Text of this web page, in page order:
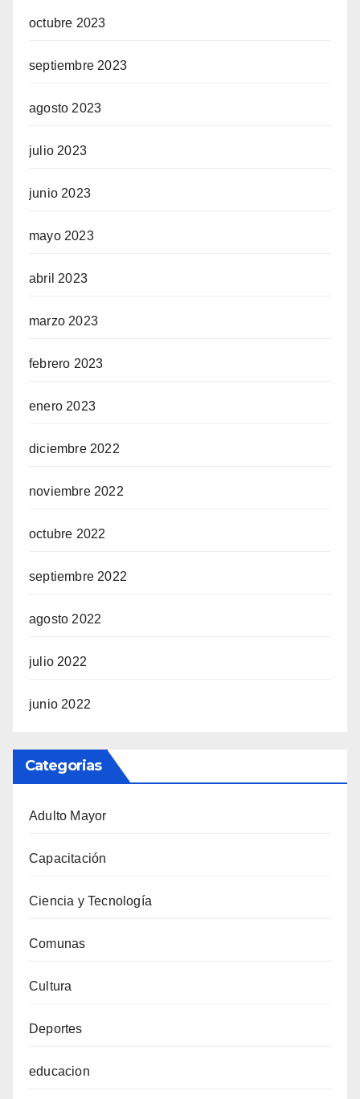
octubre 2023
septiembre 2023
agosto 2023
julio 2023
junio 2023
mayo 2023
abril 2023
marzo 2023
febrero 2023
enero 2023
diciembre 2022
noviembre 2022
octubre 2022
septiembre 2022
agosto 2022
julio 2022
junio 2022
Categorias
Adulto Mayor
Capacitación
Ciencia y Tecnología
Comunas
Cultura
Deportes
educacion